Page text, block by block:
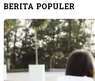
BERITA POPULER